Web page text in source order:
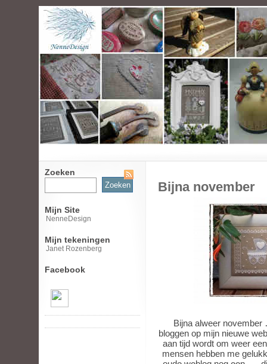
Zoeken
Zoeken
naar:
Mijn Site
NenneDesign
Mijn tekeningen
Janet Rozenberg
Facebook
Bijna november
Bijna alweer
bloggen op mijn nieuwe
aan tijd wordt om weer
mensen hebben me